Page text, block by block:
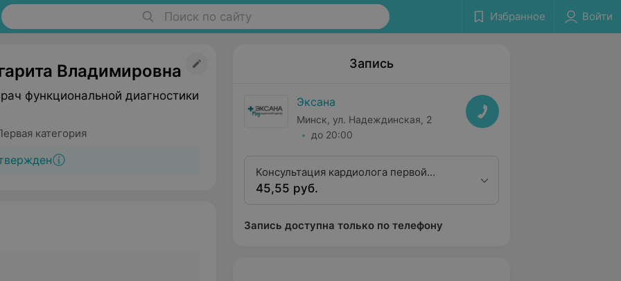
Поиск по сайту Избранное Войти
Владимировна
функциональной диагностики
категория
Запись
Эксана
Минск, ул. Надеждинская, 2
до 20:00
Консультация кардиолога первой
квалификационной категории
45,55 руб.
Запись доступна только по телефону